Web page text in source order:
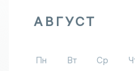
АВГУСТ
Пн Вт Ср